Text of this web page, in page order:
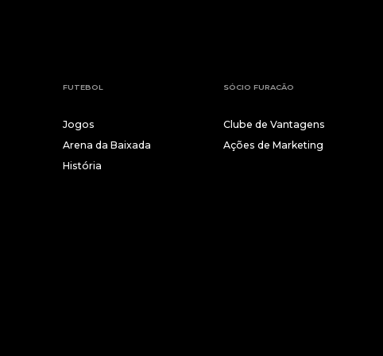
FUTEBOL
Jogos
Arena da Baixada
História
SÓCIO FURACÃO
Clube de Vantagens
Ações de Marketing